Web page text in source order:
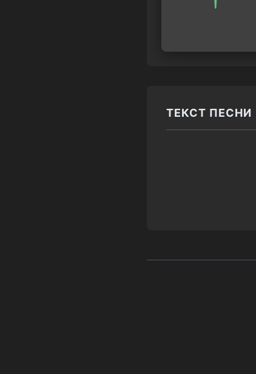
ТЕКСТ ПЕСНИ